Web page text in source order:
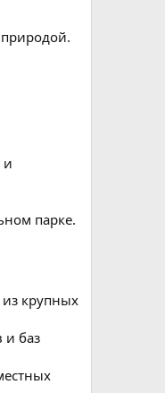
и
парке.
из крупных
и баз